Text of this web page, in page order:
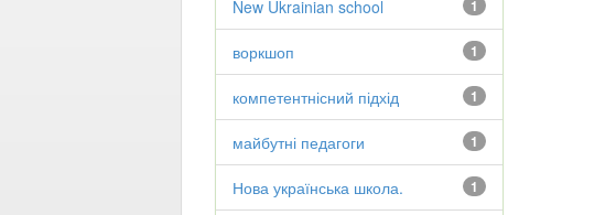
1
New Ukrainian school
1
воркшоп
1
компетентнісний підхід
1
майбутні педагоги
1
Нова українська школа.